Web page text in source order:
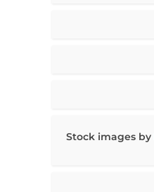
Stock images by